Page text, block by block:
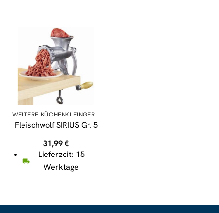
WEITERE KÜCHENKLEINGERÄTE
Fleischwolf SIRIUS Gr. 5
31,99€
Lieferzeit: 15
Werktage